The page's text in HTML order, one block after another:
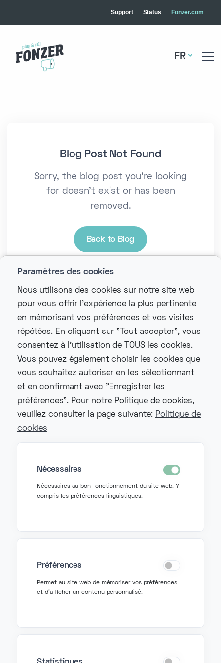
Paramètres des cookies
Nous utilisons des cookies sur notre site web
pour vous offrir l'expérience la plus pertinente
en mémorisant vos préférences et vos visites
répétées. En cliquant sur "Tout accepter", vous
consentez à l'utilisation de TOUS les cookies.
Vous pouvez également choisir les cookies que
vous souhaitez autoriser en les sélectionnant
et en confirmant avec "Enregistrer les
préférences". Pour notre Politique de cookies,
veuillez consulter la page suivante: Politique de
cookies
Nécessaires
Nécessaires au bon fonctionnement du site web. Y
compris les préférences linguistiques.
Préférences
Permet au site web de mémoriser vos préférences
et d'afficher un contenu personnalisé.
Support Status Fonzer.com
FR
Blog Post Not Found
Sorry, the blog post you're looking
for doesn't exist or has been
removed.
Back to Blog
Contactez-nous
Demander de l'aide
+32 2 580 50 00